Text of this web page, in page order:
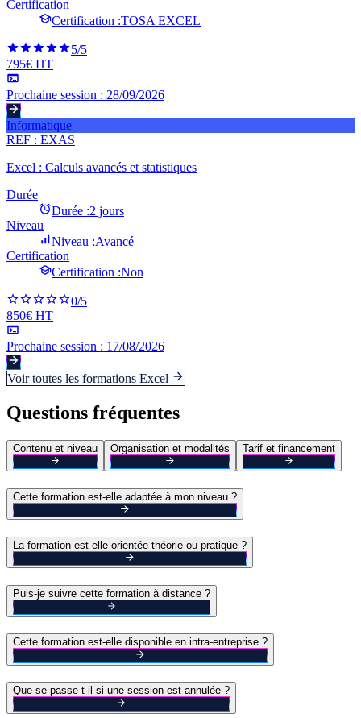
Certification
Certification :TOSA EXCEL
5/5
795€ HT
Prochaine session : 28/09/2026
Informatique
REF : EXAS
Excel : Calculs avancés et statistiques
Durée
Durée :2 jours
Niveau
Niveau :Avancé
Certification
Certification :Non
0/5
850€ HT
Prochaine session : 17/08/2026
Voir toutes les formations Excel
Questions fréquentes
Contenu et niveau Organisation et modalités Tarif et financement
Cette formation est-elle adaptée à mon niveau ?
La formation est-elle orientée théorie ou pratique ?
Puis-je suivre cette formation à distance ?
Cette formation est-elle disponible en intra-entreprise ?
Que se passe-t-il si une session est annulée ?